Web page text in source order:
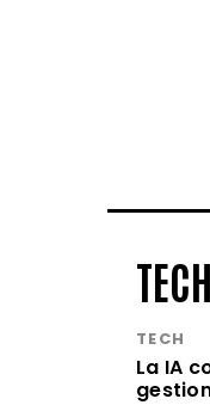
TECH
TECH
La IA